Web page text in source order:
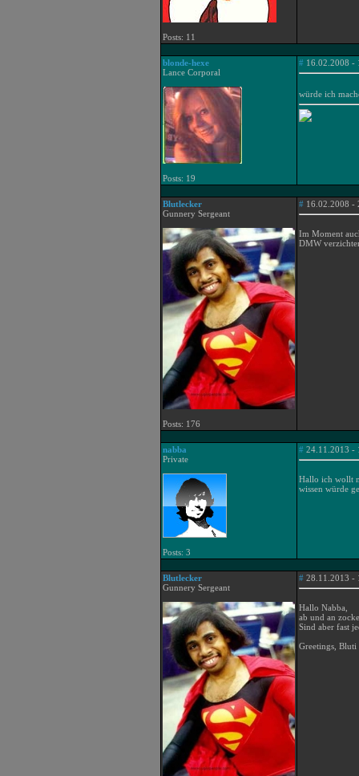
Posts: 11
blonde-hexe
Lance Corporal
Posts: 19
# 16.02.2008 -
würde ich
Blutlecker
Gunnery Sergeant
Posts: 176
# 16.02.2008 -
Im Moment
DMW
nabba
Private
Posts: 3
# 24.11.2013 -
Hallo ich wollt
wissen würde
Blutlecker
Gunnery Sergeant
# 28.11.2013 -
Hallo Nabba,
ab und an
Sind aber fast
Greetings, Bluti